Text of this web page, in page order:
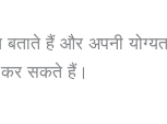
हैं और अपनी
कर सकते हैं।